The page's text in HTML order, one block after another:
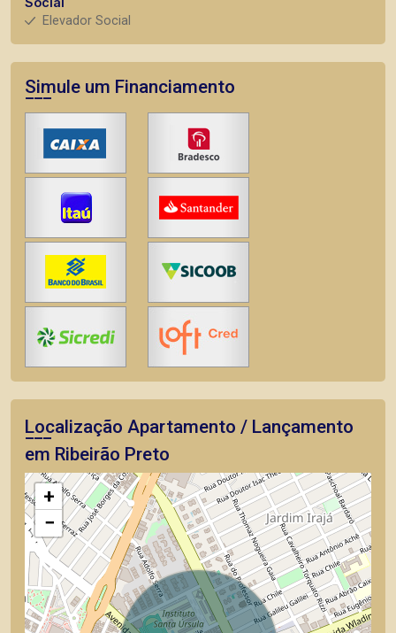
Elevador Social
Simule um Financiamento
Localização Apartamento / Lançamento
em Ribeirão Preto
+
−